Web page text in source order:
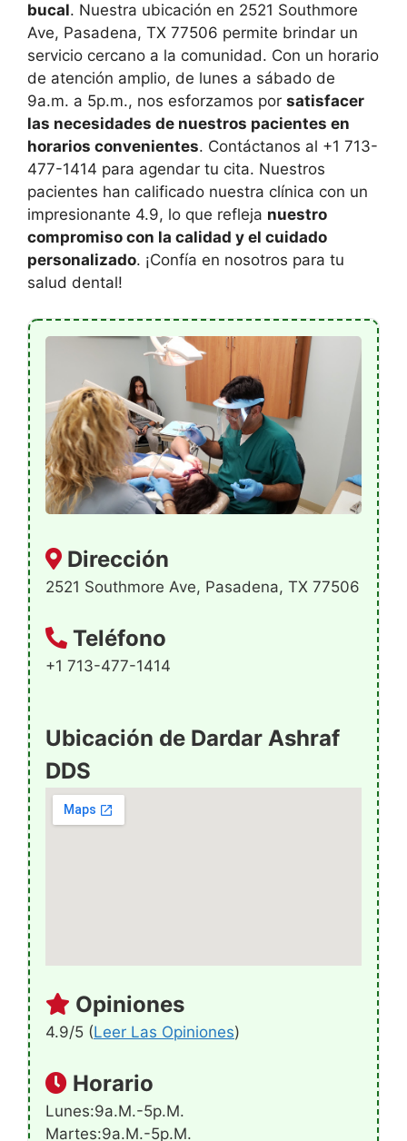
bucal. Nuestra ubicación en 2521 Southmore
Ave, Pasadena, TX 77506 permite brindar un
servicio cercano a la comunidad. Con un horario
de atención amplio, de lunes a sábado de
9a.m. a 5p.m., nos esforzamos por satisfacer
las necesidades de nuestros pacientes en
horarios convenientes. Contáctanos al +1 713-
477-1414 para agendar tu cita. Nuestros
pacientes han calificado nuestra clínica con un
impresionante 4.9, lo que refleja nuestro
compromiso con la calidad y el cuidado
personalizado. ¡Confía en nosotros para tu
salud dental!
Dirección
2521 Southmore Ave, Pasadena, TX 77506
Teléfono
+1 713-477-1414
Ubicación de Dardar Ashraf
DDS
Opiniones
4.9/5 (Leer Las Opiniones)
Horario
Lunes:9a.m.-5p.m.
Martes:9a.m.-5p.m.